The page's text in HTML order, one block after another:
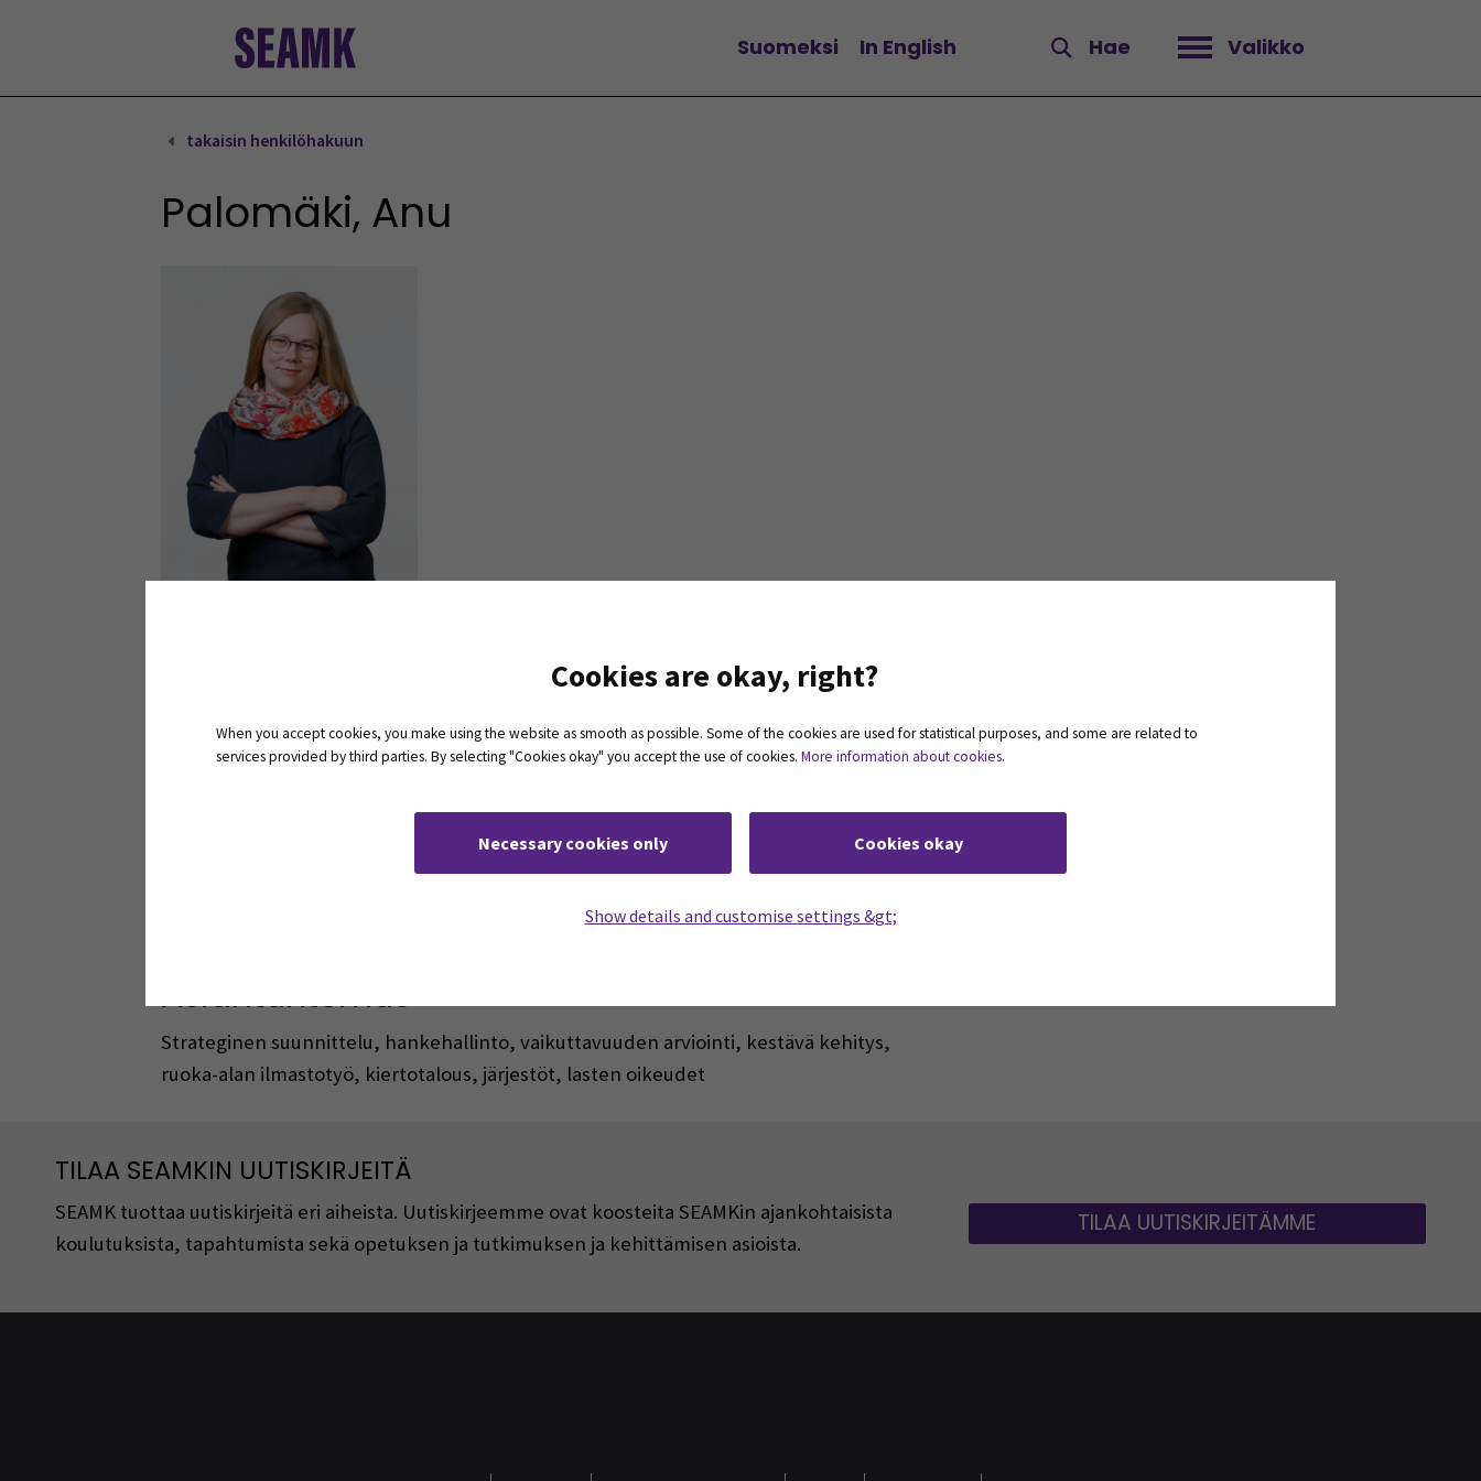
Cookies are okay, right?
When you accept cookies, you make using the website as smooth as possible. Some of the cookies are used for statistical purposes, and some are related to
services provided by third parties. By selecting "Cookies okay" you accept the use of cookies. More information about cookies.
Necessary cookies only Cookies okay
Show details and customise settings &gt;
Vaihda kieltä
Suomeksi In English Hae Valikko
Avaa valikko
takaisin henkilöhakuun
Palomäki, Anu
Otsikko:Projektipäällikkö ja hankesalkkuvastaava
puhelin:+358408301257
Asiantuntemus
Strateginen suunnittelu, hankehallinto, vaikuttavuuden arviointi, kestävä kehitys,
ruoka-alan ilmastotyö, kiertotalous, järjestöt, lasten oikeudet
TILAA SEAMKIN UUTISKIRJEITÄ
SEAMK tuottaa uutiskirjeitä eri aiheista. Uutiskirjeemme ovat koosteita SEAMKin ajankohtaisista
koulutuksista, tapahtumista sekä opetuksen ja tutkimuksen ja kehittämisen asioista.
TILAA UUTISKIRJEITÄMME